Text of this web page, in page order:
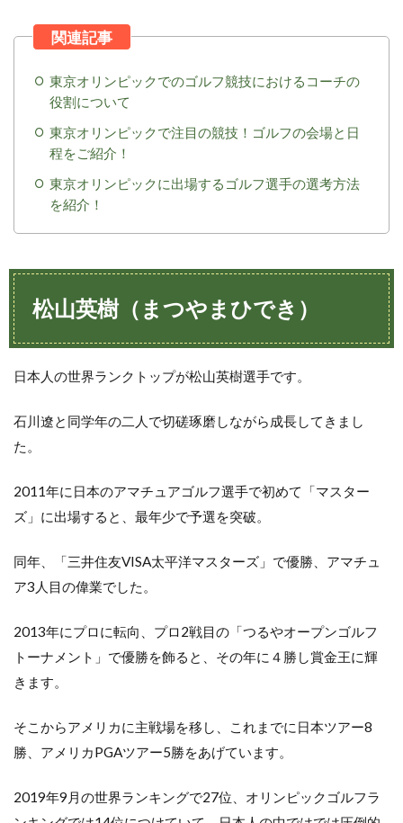
5
石川
（い
わり
ょ
優
勝
争
に
い
め
る
ポ
ン
シ
ャ
あ
る
東京オリンピックでのゴルフ競技におけるコーチの
役割について
東京オリンピックで注目の競技！ゴルフの会場と日
程をご紹介！
東京オリンピックに出場するゴルフ選手の選考方法
を紹介！
松山英樹（まつやまひでき）
日本人の世界ランクトップが松山英樹選手です。
石川遼と同学年の二人で切磋琢磨しながら成長してきまし
た。
2011年に日本のアマチュアゴルフ選手で初めて「マスター
ズ」に出場すると、最年少で予選を突破。
同年、「三井住友VISA太平洋マスターズ」で優勝、アマチュ
ア3人目の偉業でした。
2013年にプロに転向、プロ2戦目の「つるやオープンゴルフ
トーナメント」で優勝を飾ると、その年に４勝し賞金王に輝
きます。
そこからアメリカに主戦場を移し、これまでに日本ツアー8
勝、アメリカPGAツアー5勝をあげています。
2019年9月の世界ランキングで27位、オリンピックゴルフラ